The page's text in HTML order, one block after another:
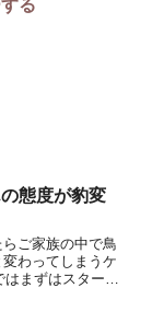
る
態度が豹変
ご家族の中で鳥
わってしまうケ
はまずはスタート